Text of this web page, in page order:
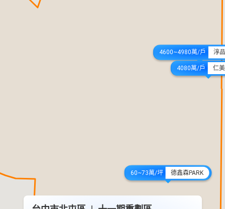
60~73萬/坪 德鑫森PARK
4600~4980萬/戶 淳
4080萬/戶 仁